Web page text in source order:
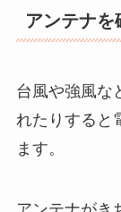
アンテナを
台風や強風な
れたりすると
ます。